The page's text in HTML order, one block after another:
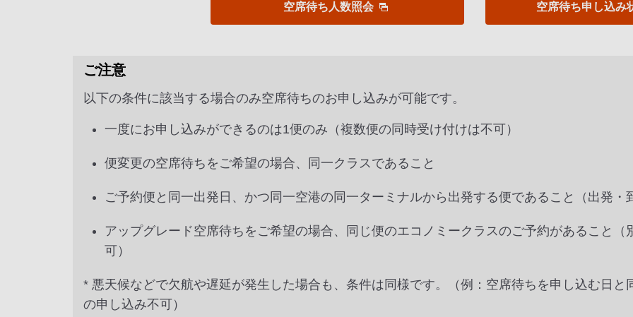
空席待ち人数照会 空席待ち申し込み
ご注意
以下の条件に該当する場合のみ空席待ちのお申し込みが可能です。
一度にお申し込みができるのは1便のみ（複数便の同時受け付けは不可）
便変更の空席待ちをご希望の場合、同一クラスであること
ご予約便と同一出発日、かつ同一空港の同一ターミナルから出発する便であること（出発・
アップグレード空席待ちをご希望の場合、同じ便のエコノミークラスのご予約があること
可）
* 悪天候などで欠航や遅延が発生した場合も、条件は同様です。（例：空席待ちを申し込む日
の申し込み不可）